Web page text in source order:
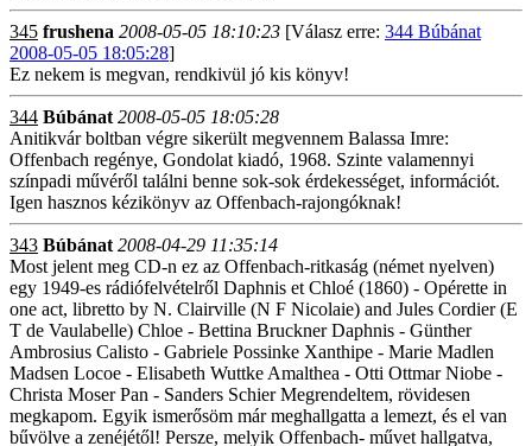
345 frushena 2008-05-05 18:10:23 [Válasz erre: 344 Búbánat
2008-05-05 18:05:28]
Ez nekem is megvan, rendkivül jó kis könyv!
344 Búbánat 2008-05-05 18:05:28
Anitikvár boltban végre sikerült megvennem Balassa Imre:
Offenbach regénye, Gondolat kiadó, 1968. Szinte valamennyi
színpadi művéről találni benne sok-sok érdekességet, információt.
Igen hasznos kézikönyv az Offenbach-rajongóknak!
343 Búbánat 2008-04-29 11:35:14
Most jelent meg CD-n ez az Offenbach-ritkaság (német nyelven)
egy 1949-es rádiófelvételről Daphnis et Chloé (1860) - Opérette in
one act, libretto by N. Clairville (N F Nicolaie) and Jules Cordier (E
T de Vaulabelle) Chloe - Bettina Bruckner Daphnis - Günther
Ambrosius Calisto - Gabriele Possinke Xanthipe - Marie Madlen
Madsen Locoe - Elisabeth Wuttke Amalthea - Otti Ottmar Niobe -
Christa Moser Pan - Sanders Schier Megrendeltem, rövidesen
megkapom. Egyik ismerősöm már meghallgatta a lemezt, és el van
bűvölve a zenéjétől! Persze, melyik Offenbach- művet hallgatva,